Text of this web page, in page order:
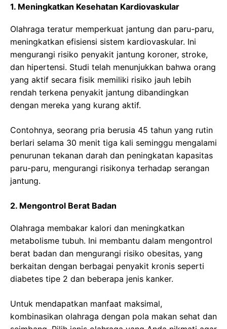
1. Meningkatkan Kesehatan Kardiovaskular
Olahraga teratur memperkuat jantung dan paru-paru,
meningkatkan efisiensi sistem kardiovaskular. Ini
mengurangi risiko penyakit jantung koroner, stroke,
dan hipertensi. Studi telah menunjukkan bahwa orang
yang aktif secara fisik memiliki risiko jauh lebih
rendah terkena penyakit jantung dibandingkan
dengan mereka yang kurang aktif.
Contohnya, seorang pria berusia 45 tahun yang rutin
berlari selama 30 menit tiga kali seminggu mengalami
penurunan tekanan darah dan peningkatan kapasitas
paru-paru, mengurangi risikonya terhadap serangan
jantung.
2. Mengontrol Berat Badan
Olahraga membakar kalori dan meningkatkan
metabolisme tubuh. Ini membantu dalam mengontrol
berat badan dan mengurangi risiko obesitas, yang
berkaitan dengan berbagai penyakit kronis seperti
diabetes tipe 2 dan beberapa jenis kanker.
Untuk mendapatkan manfaat maksimal,
kombinasikan olahraga dengan pola makan sehat dan